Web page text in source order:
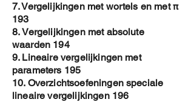
7. Vergelijkingen met wortels en met π
193
8. Vergelijkingen met absolute
waarden 194
9. Lineaire vergelijkingen met
parameters 195
10. Overzichtsoefeningen speciale
lineaire vergelijkingen 196